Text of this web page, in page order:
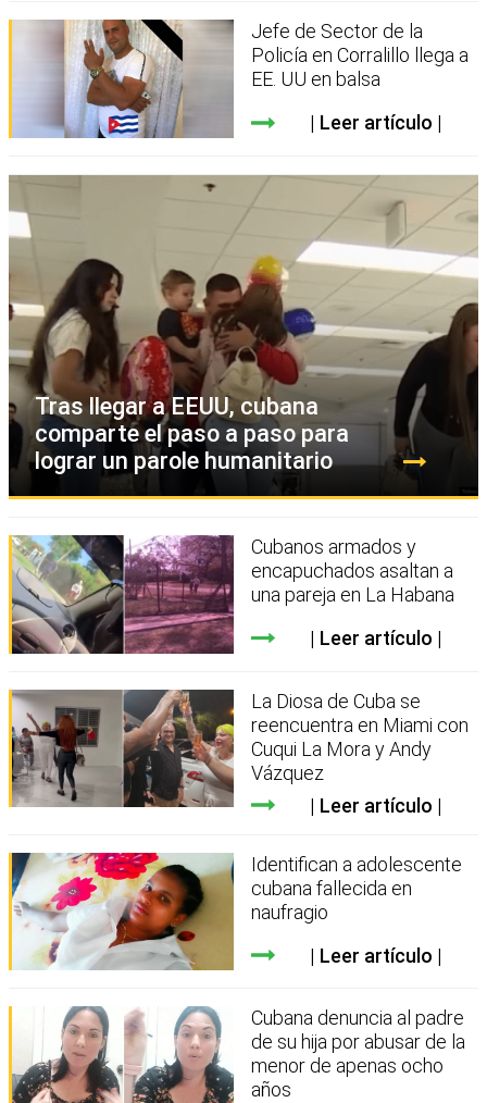
Jefe de Sector de la
Policía en Corralillo llega a
EE. UU en balsa
Leer artículo
Tras llegar a EEUU, cubana
comparte el paso a paso para
lograr un parole humanitario
Cubanos armados y
encapuchados asaltan a
una pareja en La Habana
Leer artículo
La Diosa de Cuba se
reencuentra en Miami con
Cuqui La Mora y Andy
Vázquez
Leer artículo
Identifican a adolescente
cubana fallecida en
naufragio
Leer artículo
Cubana denuncia al padre
de su hija por abusar de la
menor de apenas ocho
años